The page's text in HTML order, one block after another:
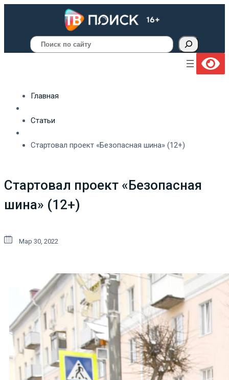
Поиск
Главная
Статьи
Стартовал проект «Безопасная шина» (12+)
Стартовал проект «Безопасная
шина» (12+)
Мар 30, 2022